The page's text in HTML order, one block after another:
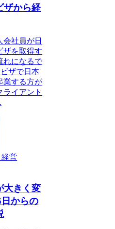
ザから経
会社員が日
ザを取得す
れになるで
ザで日本
業する方が
ライアント
経営
大きく変
からの